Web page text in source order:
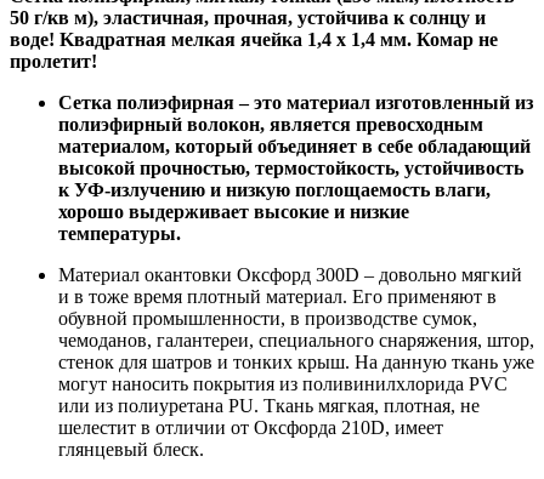
50 г/кв м), эластичная, прочная, устойчива к солнцу и
вoде! Kвадpaтнaя мелкая ячейка 1,4 x 1,4 мм. Комaр нe
пролетит!
Сетка полиэфирная – это материал изготовленный из
полиэфирный волокон, является превосходным
материалом, который объединяет в себе обладающий
высокой прочностью, термостойкость, устойчивость
к УФ-излучению и низкую поглощаемость влаги,
хорошо выдерживает высокие и низкие
температуры.
Материал окантовки Оксфорд 300D – довольно мягкий
и в тоже время плотный материал. Его применяют в
обувной промышленности, в производстве сумок,
чемоданов, галантереи, специального снаряжения, штор,
стенок для шатров и тонких крыш. На данную ткань уже
могут наносить покрытия из поливинилхлорида PVC
или из полиуретана PU. Ткань мягкая, плотная, не
шелестит в отличии от Оксфорда 210D, имеет
глянцевый блеск.